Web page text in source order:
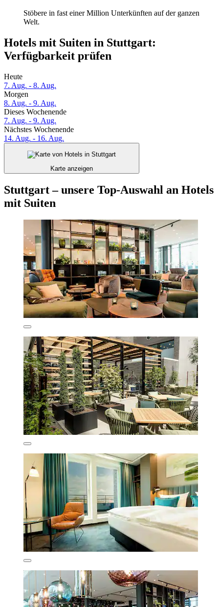
Stöbere in fast einer Million Unterkünften auf der ganzen
Welt.
Hotels mit Suiten in Stuttgart:
Verfügbarkeit prüfen
Heute
7. Aug. - 8. Aug.
Morgen
8. Aug. - 9. Aug.
Dieses Wochenende
7. Aug. - 9. Aug.
Nächstes Wochenende
14. Aug. - 16. Aug.
Karte anzeigen
Stuttgart – unsere Top-Auswahl an Hotels
mit Suiten